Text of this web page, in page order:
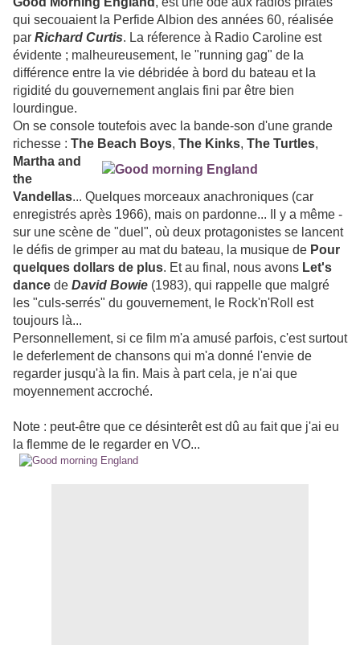
qui secouaient la Perfide Albion des années 60, réalisée
par Richard Curtis. La réference à Radio Caroline est
évidente ; malheureusement, le "running gag" de la
différence entre la vie débridée à bord du bateau et la
rigidité du gouvernement anglais fini par être bien
lourdingue.
On se console toutefois avec la bande-son d'une grande
richesse : The Beach Boys, The Kinks, The Turtles,
Martha and
the
Vandellas... Quelques morceaux anachroniques (car
enregistrés après 1966), mais on pardonne... Il y a même -
sur une scène de "duel", où deux protagonistes se lancent
le défis de grimper au mat du bateau, la musique de Pour
quelques dollars de plus. Et au final, nous avons Let's
dance de David Bowie (1983), qui rappelle que malgré
les "culs-serrés" du gouvernement, le Rock'n'Roll est
toujours là...
Personnellement, si ce film m'a amusé parfois, c'est surtout
le deferlement de chansons qui m'a donné l'envie de
regarder jusqu'à la fin. Mais à part cela, je n'ai que
moyennement accroché.
Note : peut-être que ce désinterêt est dû au fait que j'ai eu
la flemme de le regarder en VO...